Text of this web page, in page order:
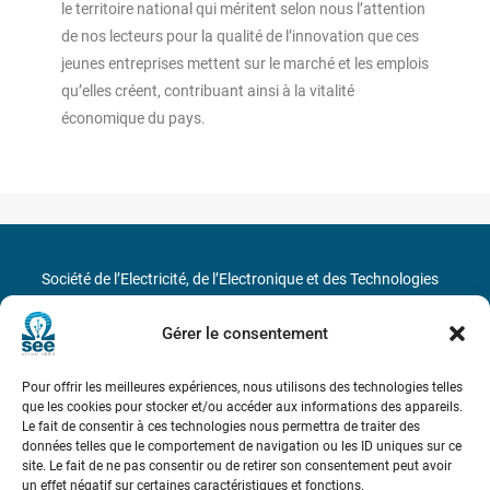
Gérer le consentement
Pour offrir les meilleures expériences, nous utilisons des technologies telles
que les cookies pour stocker et/ou accéder aux informations des appareils.
Le fait de consentir à ces technologies nous permettra de traiter des
données telles que le comportement de navigation ou les ID uniques sur ce
site. Le fait de ne pas consentir ou de retirer son consentement peut avoir
un effet négatif sur certaines caractéristiques et fonctions.
le territoire national qui méritent selon nous l’attention
de nos lecteurs pour la qualité de l’innovation que ces
jeunes entreprises mettent sur le marché et les emplois
qu’elles créent, contribuant ainsi à la vitalité
économique du pays.
Société de l’Electricité, de l’Electronique et des Technologies
17 rue de l’Amiral Hamelin
Métro : « Boissière » Ligne 6 et « Iéna » Ligne 9
Téléphone : (+33) 1 56 90 37 17